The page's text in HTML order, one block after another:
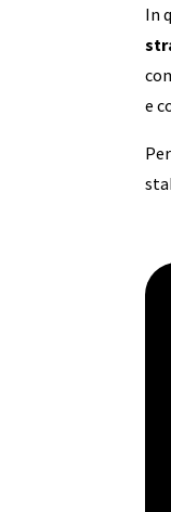
In
e